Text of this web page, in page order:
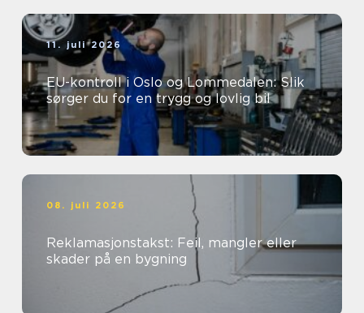
11. juli 2026
EU-kontroll i Oslo og Lommedalen: Slik
sørger du for en trygg og lovlig bil
08. juli 2026
Reklamasjonstakst: Feil, mangler eller
skader på en bygning